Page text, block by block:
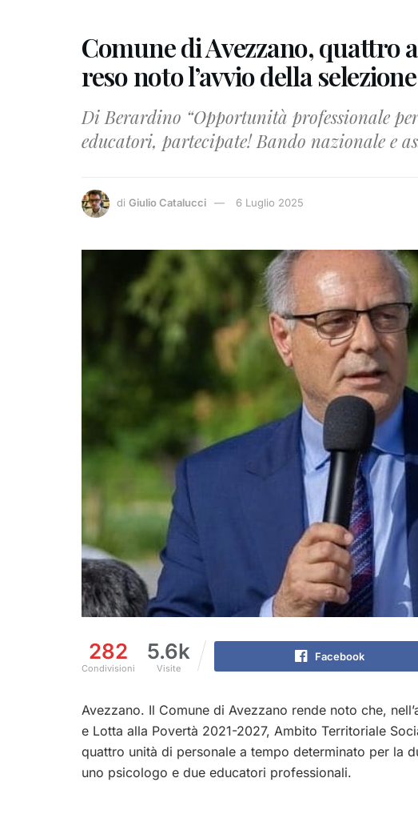
Comune di Avezzano, quattro
reso noto l’avvio della selezione
Di Berardino “Opportunità professionale
educatori, partecipate! Bando nazionale e
di Giulio Catalucci 6 Luglio 2025
282
Condivisioni
5.6k
Visite
Facebook
Avezzano. Il Comune di Avezzano rende noto che,
e Lotta alla Povertà 2021-2027, Ambito Territoriale
quattro unità di personale a tempo determinato per la
uno psicologo e due educatori professionali.